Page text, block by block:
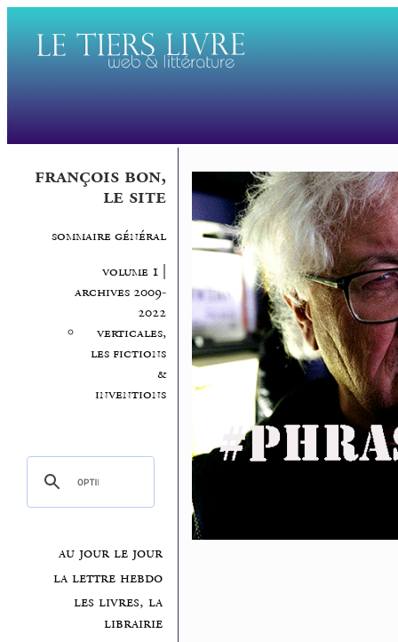
françois bon,
le site
sommaire général
volume 1 |
archives 2009-
2022
verticales,
les fictions
&
inventions
au jour le jour
la lettre hebdo
les livres, la
librairie